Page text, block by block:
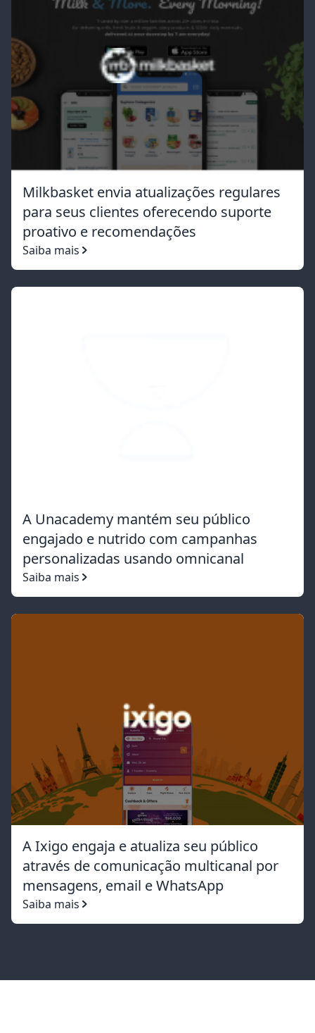
Milkbasket envia atualizações regulares
para seus clientes oferecendo suporte
proativo e recomendações
Saiba mais
A Unacademy mantém seu público
engajado e nutrido com campanhas
personalizadas usando omnicanal
Saiba mais
A Ixigo engaja e atualiza seu público
através de comunicação multicanal por
mensagens, email e WhatsApp
Saiba mais